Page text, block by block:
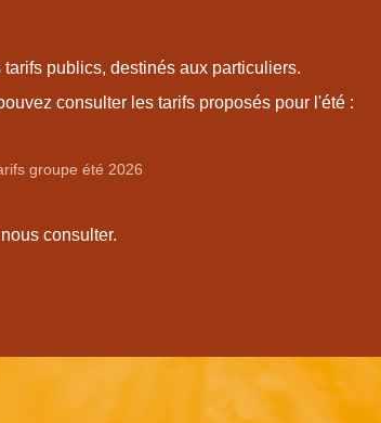
publics, destinés aux particuliers.
consulter les tarifs proposés pour l'été :
fs groupe été 2026
consulter.